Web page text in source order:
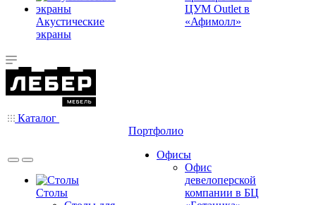
Акустические
экраны
ЦУМ Outlet в
«Афимолл»
Каталог
Столы
Портфолио
Офисы
Офис
девелоперской
компании в БЦ